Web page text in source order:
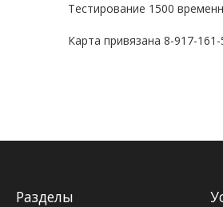
Тестирование 1500
Карта привязана 8-917-161-
Разделы